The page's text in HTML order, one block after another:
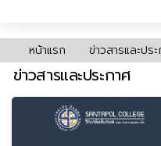
หน้าแรก ข่าวสารและปร
ข่าวสารและประกาศ